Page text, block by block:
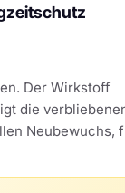
Der Wirkstoff
die
Neubewuchs,